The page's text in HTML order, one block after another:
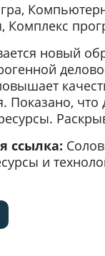
Комплекс
новый
Показано,
ссылка:
и